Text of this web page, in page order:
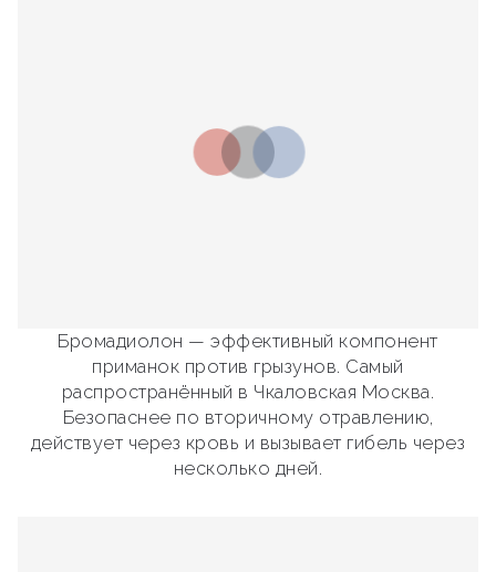
Бромадиолон — эффективный компонент
приманок против грызунов. Самый
распространённый в Чкаловская Москва.
Безопаснее по вторичному отравлению,
действует через кровь и вызывает гибель через
несколько дней.